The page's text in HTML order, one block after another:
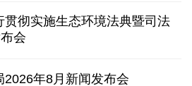
参与袭击俄领土证据
美国劳动力市场正在走弱
贯彻实施生态环境法典暨司法
会
年8月新闻发布会